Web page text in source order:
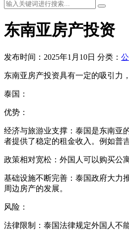
东南亚房产投资
发布时间：2025年1月10日 分类：
东南亚房产投资具有一定的吸引力
泰国：
优势：
经济与旅游业支撑：泰国是东南亚
者提供了稳定的租金收入。例如普
政策相对宽松：外国人可以购买公
基础设施不断完善：泰国政府大力
周边房产的发展。
风险：
法律限制：泰国法律规定外国人不